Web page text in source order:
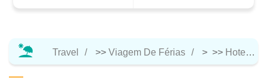
Travel >> Viagem De Férias > >> Hotel E Comida